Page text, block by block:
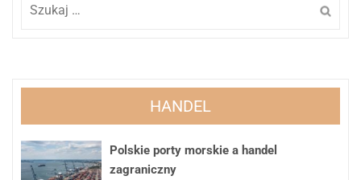
HANDEL
Polskie porty morskie a handel
zagraniczny